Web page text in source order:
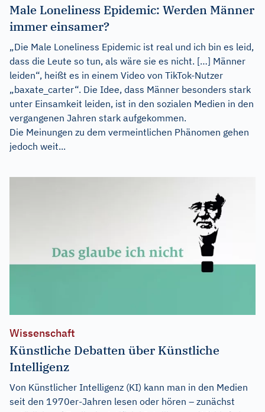
Male Loneliness Epidemic: Werden Männer
immer einsamer?
„Die Male Loneliness Epidemic ist real und ich bin es leid,
dass die Leute so tun, als wäre sie es nicht. […] Männer
leiden“, heißt es in einem Video von TikTok-Nutzer
„baxate_carter“. Die Idee, dass Männer besonders stark
unter Einsamkeit leiden, ist in den sozialen Medien in den
vergangenen Jahren stark aufgekommen.
Die Meinungen zu dem vermeintlichen Phänomen gehen
jedoch weit...
Wissenschaft
Künstliche Debatten über Künstliche
Intelligenz
Von Künstlicher Intelligenz (KI) kann man in den Medien
seit den 1970er-Jahren lesen oder hören – zunächst